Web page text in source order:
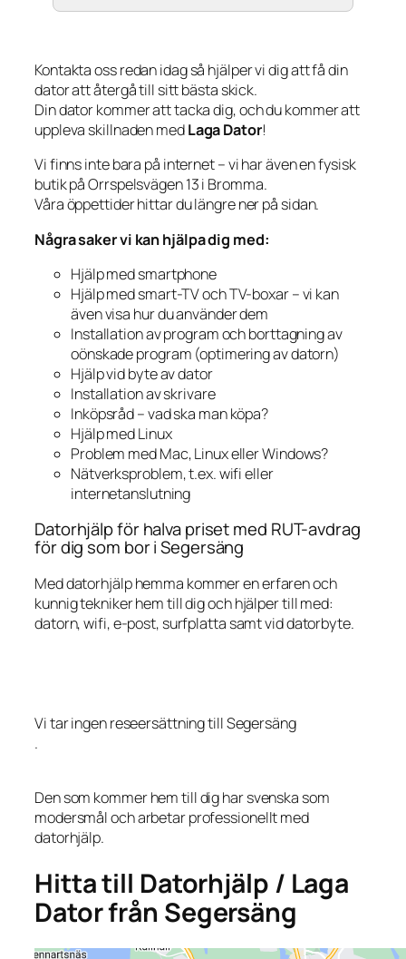
Kontakta oss redan idag så hjälper vi dig att få din
dator att återgå till sitt bästa skick.
Din dator kommer att tacka dig, och du kommer att
uppleva skillnaden medLaga Dator!
Vi finns inte bara på internet – vi har även en fysisk
butik på Orrspelsvägen 13 i Bromma.
Våra öppettider hittar du längre ner på sidan.
Några saker vi kan hjälpa dig med:
Hjälp med smartphone
Hjälp med smart-TV och TV-boxar – vi kan
även visa hur du använder dem
Installation av program och borttagning av
oönskade program (optimering av datorn)
Hjälp vid byte av dator
Installation av skrivare
Inköpsråd – vad ska man köpa?
Hjälp med Linux
Problem med Mac, Linux eller Windows?
Nätverksproblem, t.ex. wifi eller
internetanslutning
Datorhjälp för halva priset med RUT-avdrag
för dig som bor i Segersäng
Med datorhjälp hemma kommer en erfaren och
kunnig tekniker hem till dig och hjälper till med:
datorn, wifi, e-post, surfplatta samt vid datorbyte.
Vi tar ingen reseersättning till Segersäng
.
Den som kommer hem till dig har svenska som
modersmål och arbetar professionellt med
datorhjälp.
Hitta till Datorhjälp / Laga
Dator från Segersäng